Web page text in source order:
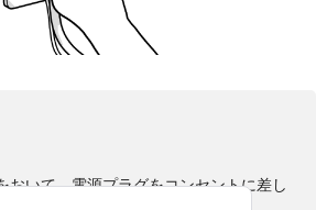
おいて、電源プラグをコンセントに差し